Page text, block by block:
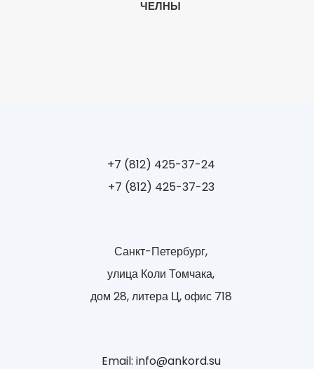
ЧЕЛНЫ
+7 (812) 425-37-24
+7 (812) 425-37-23
Санкт-Петербург,
улица Коли Томчака,
дом 28, литера Ц, офис 718
Email: info@ankord.su